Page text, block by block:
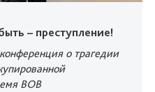
– преступление!
о трагедии
ВОВ